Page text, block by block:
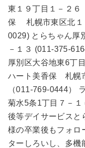
東１９丁目１－２
保 札幌市東区北１
0029) とらちゃん
－１３ (011-375-
厚別区大谷地東6丁
ハート美香保 札幌
（011-769-0444）
菊水5条1丁目７－
後等デイサービスと
様の卒業後もフォロ
ターしろいし、多機